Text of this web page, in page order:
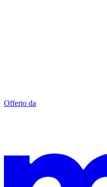
Offerto da